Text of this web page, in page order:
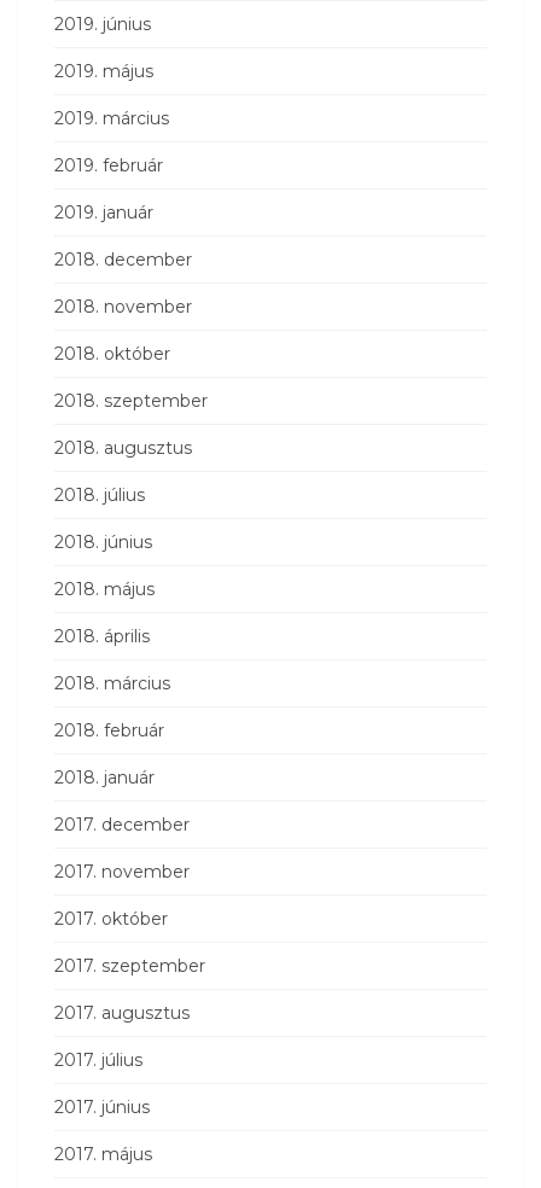
2019. június
2019. május
2019. március
2019. február
2019. január
2018. december
2018. november
2018. október
2018. szeptember
2018. augusztus
2018. július
2018. június
2018. május
2018. április
2018. március
2018. február
2018. január
2017. december
2017. november
2017. október
2017. szeptember
2017. augusztus
2017. július
2017. június
2017. május